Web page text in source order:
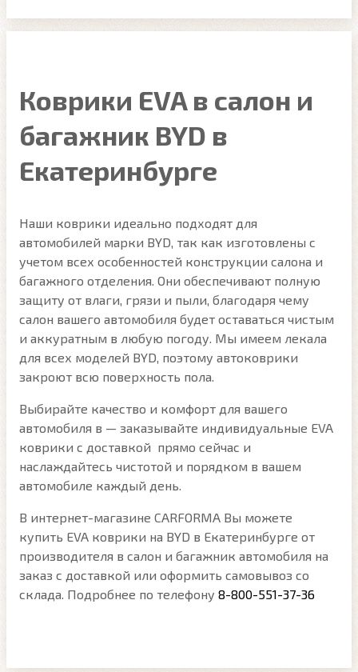
Коврики EVA в салон и
багажник BYD в
Екатеринбурге
Наши коврики идеально подходят для
автомобилей марки BYD, так как изготовлены с
учетом всех особенностей конструкции салона и
багажного отделения. Они обеспечивают полную
защиту от влаги, грязи и пыли, благодаря чему
салон вашего автомобиля будет оставаться чистым
и аккуратным в любую погоду. Мы имеем лекала
для всех моделей BYD, поэтому автоковрики
закроют всю поверхность пола.
Выбирайте качество и комфорт для вашего
автомобиля в — заказывайте индивидуальные EVA
коврики с доставкой прямо сейчас и
наслаждайтесь чистотой и порядком в вашем
автомобиле каждый день.
В интернет-магазине CARFORMA Вы можете
купить EVA коврики на BYD в Екатеринбурге от
производителя в салон и багажник автомобиля на
заказ с доставкой или оформить самовывоз со
склада. Подробнее по телефону 8-800-551-37-36